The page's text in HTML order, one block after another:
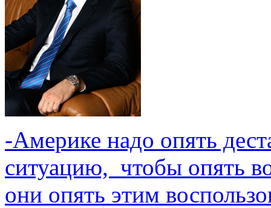
-Америке надо опять
ситуацию, чтобы опять
они опять этим